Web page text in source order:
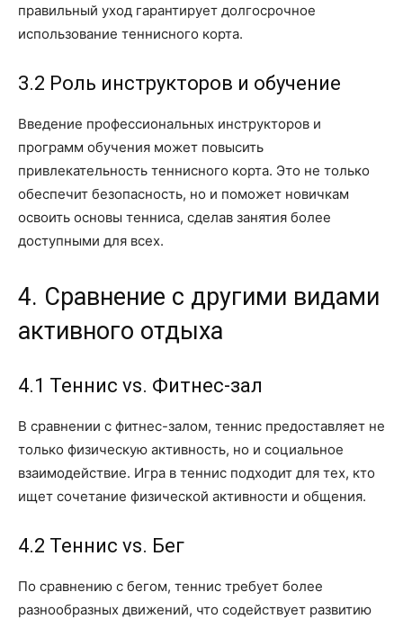
правильный уход гарантирует долгосрочное
использование теннисного корта.
3.2 Роль инструкторов и обучение
Введение профессиональных инструкторов и
программ обучения может повысить
привлекательность теннисного корта. Это не только
обеспечит безопасность, но и поможет новичкам
освоить основы тенниса, сделав занятия более
доступными для всех.
4. Сравнение с другими видами
активного отдыха
4.1 Теннис vs. Фитнес-зал
В сравнении с фитнес-залом, теннис предоставляет не
только физическую активность, но и социальное
взаимодействие. Игра в теннис подходит для тех, кто
ищет сочетание физической активности и общения.
4.2 Теннис vs. Бег
По сравнению с бегом, теннис требует более
разнообразных движений, что содействует развитию